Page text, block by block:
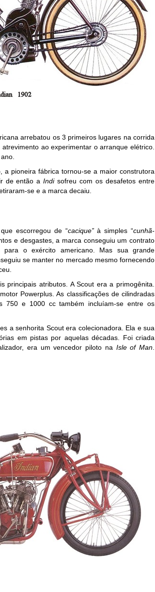
arrebatou os 3 primeiros lugares na corrida
ao experimentar o arranque elétrico.
a pioneira fábrica tornou-se a maior construtora
de então aIndisofreu com os desafetos entre
se e a marca decaiu.
escorregou de “cacique”à simples “cunhã-
e desgastes, a marca conseguiu um contrato
o exército americano. Mas sua grande
se manter no mercado mesmo fornecendo
principais atributos. A Scout era a primogênita.
Powerplus. As classificações de cilindradas
750 e 1000 cc também incluíam-se entre os
a senhorita Scout era colecionadora. Ela e sua
em pistas por aquelas décadas. Foi criada
era um vencedor piloto na Isle of Man